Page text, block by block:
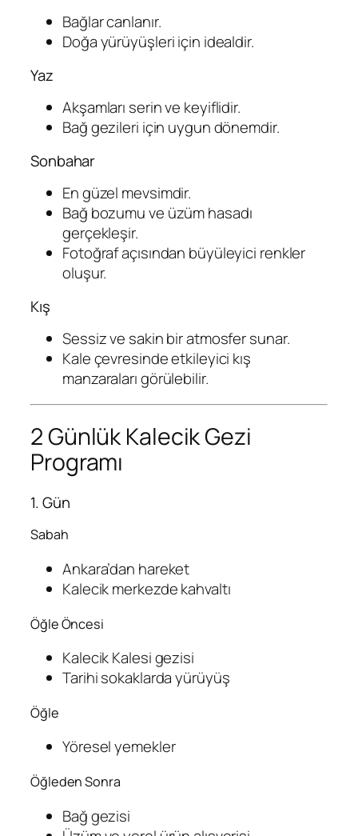
Bağlar canlanır.
Doğa yürüyüşleri için idealdir.
Yaz
Akşamları serin ve keyiflidir.
Bağ gezileri için uygun dönemdir.
Sonbahar
En güzel mevsimdir.
Bağ bozumu ve üzüm hasadı
gerçekleşir.
Fotoğraf açısından büyüleyici renkler
oluşur.
Kış
Sessiz ve sakin bir atmosfer sunar.
Kale çevresinde etkileyici kış
manzaraları görülebilir.
2 Günlük Kalecik Gezi
Programı
1. Gün
Sabah
Ankara’dan hareket
Kalecik merkezde kahvaltı
Öğle Öncesi
Kalecik Kalesi gezisi
Tarihi sokaklarda yürüyüş
Öğle
Yöresel yemekler
Öğleden Sonra
Bağ gezisi